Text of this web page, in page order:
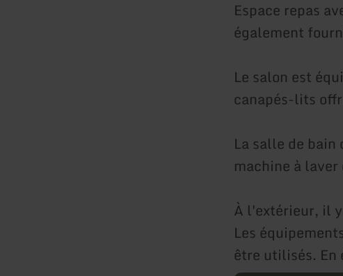
Espace repas
également
Le salon est
canapés-lits
La salle de
machine à
À l'extérieur, il
Les
être utilisés.